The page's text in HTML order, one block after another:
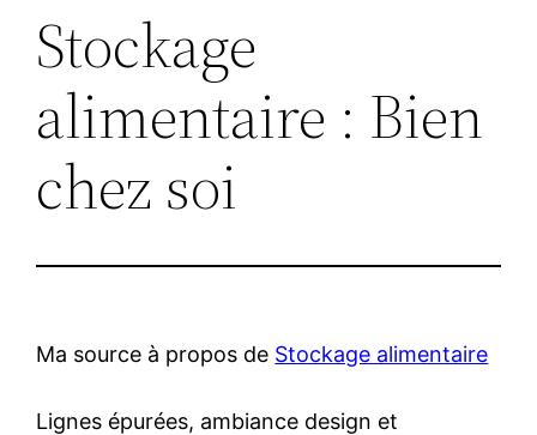
Stockage
alimentaire : Bien
chez soi
Ma source à propos de Stockage alimentaire
Lignes épurées, ambiance design et